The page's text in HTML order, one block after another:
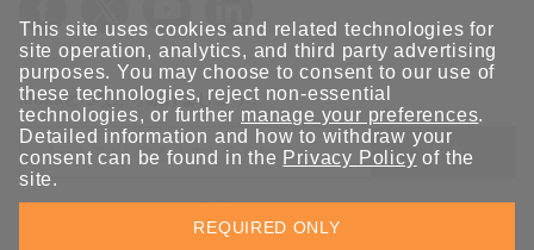
Moxaとつながり続けましょう！
送信
Moxaソリューションの最新アップデートにサインアップしま
す。 Moxaではプライバシーを尊重しており、メールを他の人と
This site uses cookies and related technologies for
site operation, analytics, and third party advertising
purposes. You may choose to consent to our use of
these technologies, reject non-essential
technologies, or further manage your preferences.
Detailed information and how to withdraw your
consent can be found in the Privacy Policy of the
site.
REQUIRED ONLY